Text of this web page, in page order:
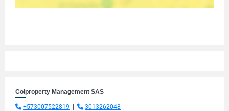
Colproperty Management SAS
+573007522819
3013262048